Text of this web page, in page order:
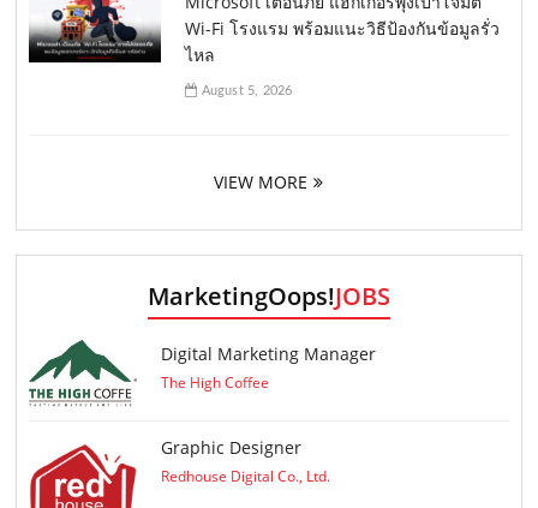
Wi-Fi โรงแรม พร้อมแนะวิธีป้องกันข้อมูลรั่ว
ไหล
August 5, 2026
VIEW MORE
MarketingOops!JOBS
Digital Marketing Manager
The High Coffee
Graphic Designer
Redhouse Digital Co., Ltd.